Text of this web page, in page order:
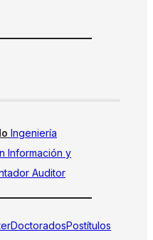
Ingeniería
Información y
Auditor
DoctoradosPostítulos